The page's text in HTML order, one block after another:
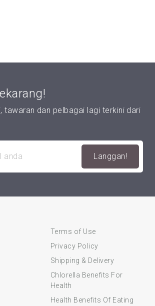
tawaran dan pelbagai lagi terkini dari
Terms of Use
Privacy Policy
Shipping & Delivery
Chlorella Benefits For
Health
Health Benefits Of Eating